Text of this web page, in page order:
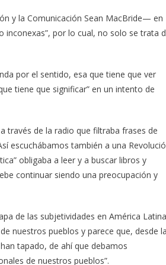
y la Comunicación Sean MacBride— en
inconexas”, por lo cual, no solo se trata
por el sentido, esa que tiene que ver
tiene que significar” en un intento de
través de la radio que filtraba frases de
escuchábamos también a una
obligaba a leer y a buscar libros y
continuar siendo una preocupación y
de las subjetividades en América
nuestros pueblos y parece que, desde la
tapado, de ahí que debamos
de nuestros pueblos”.